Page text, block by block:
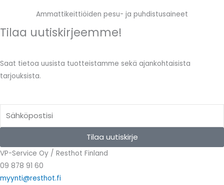
Ammattikeittiöiden pesu- ja puhdistusaineet
Tilaa uutiskirjeemme!
Saat tietoa uusista tuotteistamme sekä ajankohtaisista
tarjouksista.
Tilaa uutiskirje
VP-Service Oy / Resthot Finland
09 878 91 60
myynti@resthot.fi